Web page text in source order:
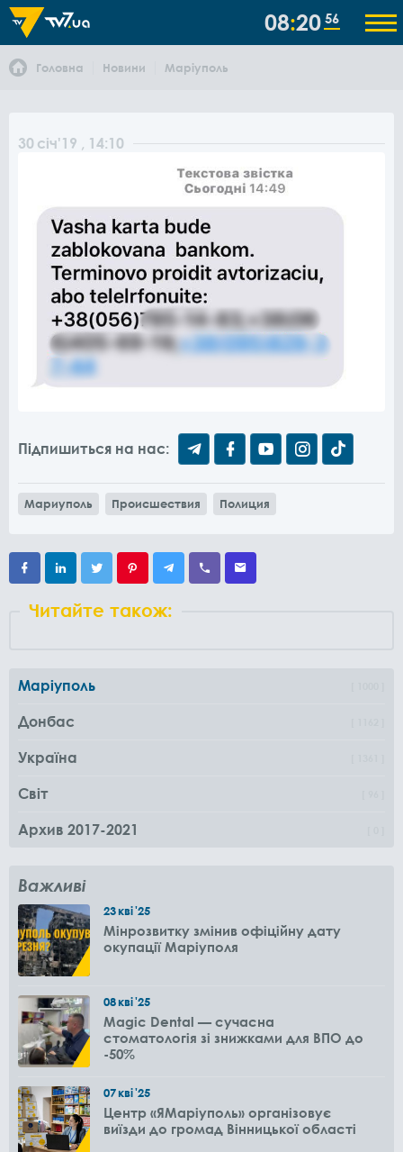
08 20 56
Головна Новини Маріуполь
30 січ'19 , 14:10
Підпишиться на нас:
Мариуполь Происшествия Полиция
Читайте також:
Маріуполь
Донбас
Україна
Світ
Архив 2017-2021
Важливі
23кві'25
Мінрозвитку змінив офіційну дату
окупації Маріуполя
08кві'25
Magic Dental — сучасна
стоматологія зі знижками для ВПО до
-50%
07кві'25
Центр «ЯМаріуполь» організовує
виїзди до громад Вінницької області